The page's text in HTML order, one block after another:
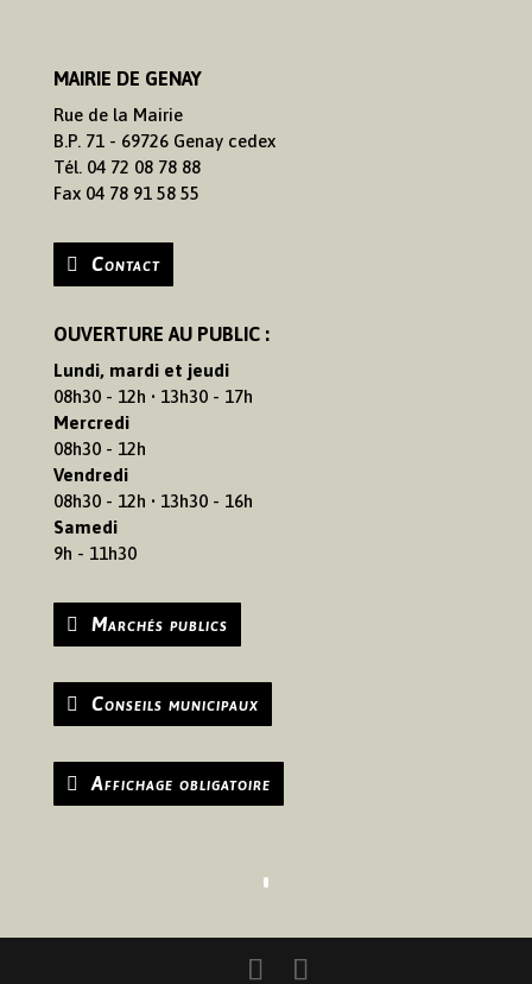
MAIRIE DE GENAY
Rue de la Mairie
B.P. 71 - 69726 Genay cedex
Tél. 04 72 08 78 88
Fax 04 78 91 58 55
Contact
OUVERTURE AU PUBLIC :
Lundi, mardi et jeudi
08h30 - 12h • 13h30 - 17h
Mercredi
08h30 - 12h
Vendredi
08h30 - 12h • 13h30 - 16h
Samedi
9h - 11h30
Marchés publics
Conseils municipaux
Affichage obligatoire